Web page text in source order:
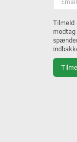
adresse
Tilmeld